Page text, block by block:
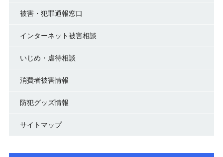
被害・犯罪通報窓口
インターネット被害相談
いじめ・虐待相談
消費者被害情報
防犯グッズ情報
サイトマップ